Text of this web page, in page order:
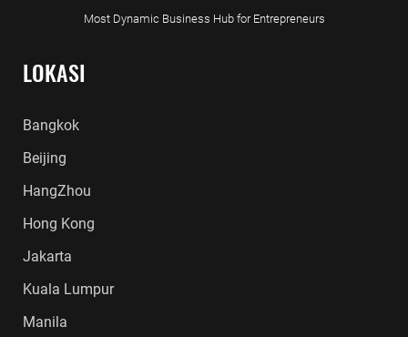
Most Dynamic Business Hub for Entrepreneurs
LOKASI
Bangkok
Beijing
HangZhou
Hong Kong
Jakarta
Kuala Lumpur
Manila